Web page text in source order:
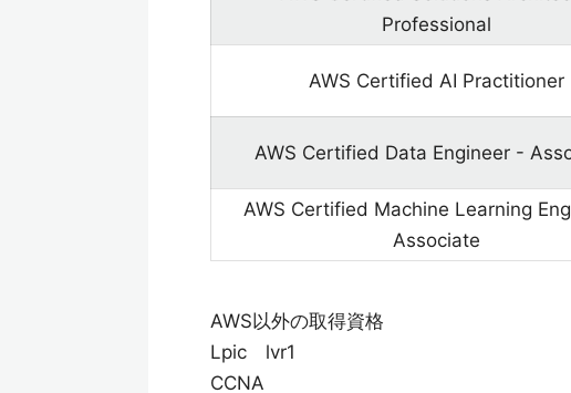
Professional
AWS Certified AI Practitioner
AWS Certified Data Engineer -
AWS Certified Machine Learning
Associate
AWS以外の取得資格
Lpic lvr1
CCNA